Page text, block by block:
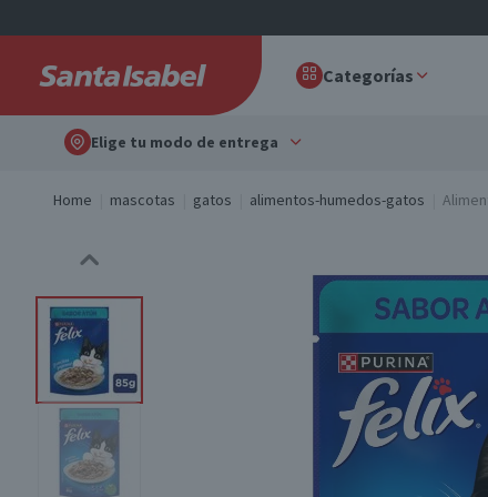
Categorías
Elige tu modo de entrega
Home mascotas gatos alimentos-humedos-gatos